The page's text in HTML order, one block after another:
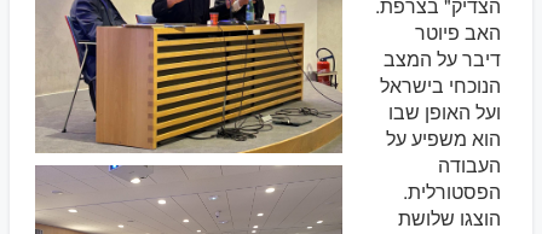
האב פיוטר
דיבר על המצב
הנוכחי בישראל
ועל האופן שבו
הוא משפיע על
העבודה
הפסטורלית.
הוצגו שלושת